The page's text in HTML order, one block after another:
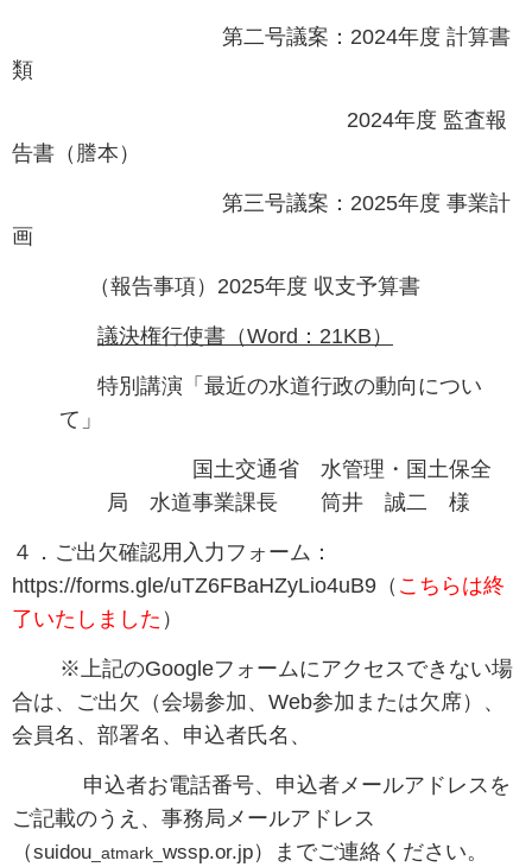
第二号議案：2024年度 計算書
類
2024年度 監査報
告書（謄本）
第三号議案：2025年度 事業計
画
（報告事項）2025年度 収支予算書
議決権行使書（Word：21KB）
特別講演「最近の水道行政の動向につい
て」
国土交通省 水管理・国土保全
局 水道事業課長 筒井 誠二 様
４．ご出欠確認用入力フォーム：
https://forms.gle/uTZ6FBaHZyLio4uB9（ こちらは終
了いたしました ）
※上記のGoogleフォームにアクセスできない場
合は、ご出欠（会場参加、Web参加または欠席）、
会員名、部署名、申込者氏名、
申込者お電話番号、 申込者メールアドレスを
ご記載のうえ、事務局メールアドレス
（suidou _atmark_ wssp.or.jp）までご連絡ください。